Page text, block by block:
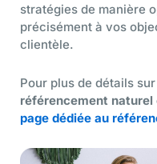
stratégies de manière
précisément à vos
clientèle.
Pour plus de détails sur
référencement naturel
page dédiée au